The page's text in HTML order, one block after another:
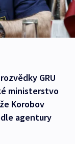
GRU
ministerstvo
Korobov
agentury